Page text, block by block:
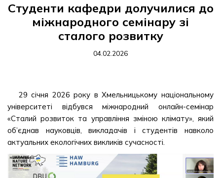
Студенти кафедри долучилися до
міжнародного семінару зі
сталого розвитку
04.02.2026
29 січня 2026 року в Хмельницькому національному
університеті відбувся міжнародний онлайн-семінар
«Сталий розвиток та управління зміною клімату», який
об’єднав науковців, викладачів і студентів навколо
актуальних екологічних викликів сучасності.